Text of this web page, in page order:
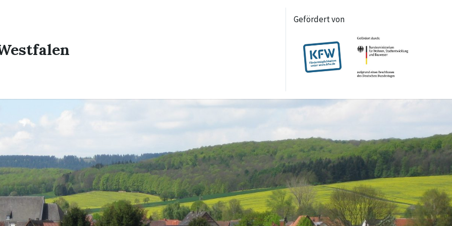
Gefördert von